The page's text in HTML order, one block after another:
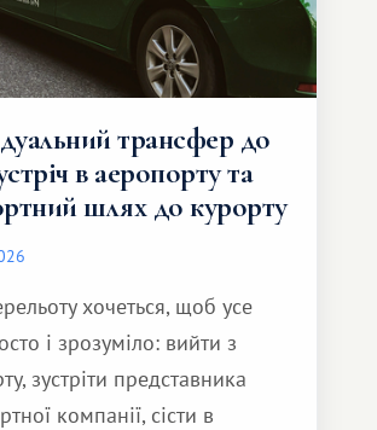
трансфер до
в аеропорту та
шлях до курорту
хочеться, щоб усе
і зрозуміло: вийти з
зустріти представника
компанії, сісти в